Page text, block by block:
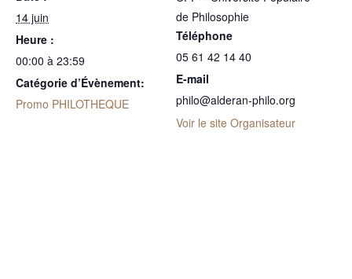
14 juin
Heure :
00:00 à 23:59
Catégorie d’Évènement:
Promo PHILOTHEQUE
de Philosophie
Téléphone
05 61 42 14 40
E-mail
philo@alderan-philo.org
Voir le site Organisateur